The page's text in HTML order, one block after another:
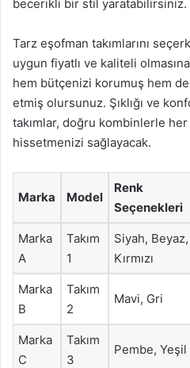
becerikli bir stil yaratabilirsiniz.
Tarz eşofman takımlarını
uygun fiyatlı ve kaliteli
hem bütçenizi korumuş hem
etmiş olursunuz. Şıklığı ve
takımlar, doğru kombinlerle
hissetmenizi sağlayacak.
Marka Model
Renk
Seçenekleri
Marka
A
Takım
1
Siyah, Beyaz,
Kırmızı
Marka
B
Takım
2
Mavi, Gri
Marka
C
Takım
3
Pembe, Yeşil